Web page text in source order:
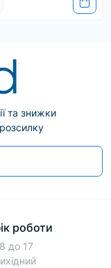
та знижки
роботи
до 17